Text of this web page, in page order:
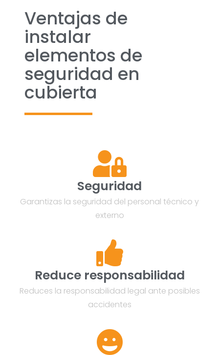
Ventajas de
instalar
elementos de
seguridad en
cubierta
Seguridad
Garantizas la seguridad del personal técnico y
externo
Reduce responsabilidad
Reduces la responsabilidad legal ante posibles
accidentes